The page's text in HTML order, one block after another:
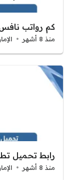
كم رواتب نافس
منذ 8 أشهر
رابط تحميل
منذ 8 أشهر